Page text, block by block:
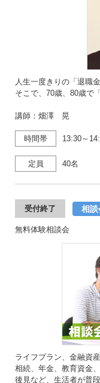
人生一度きりの「退職
そこで、70歳、80歳で
講師：畑澤 晃
時間帯 13:30～
定員 40名
受付終了 相談
無料体験相談会
ライフプラン、金融資
相続、年金、教育資金
後見など、生活者が普